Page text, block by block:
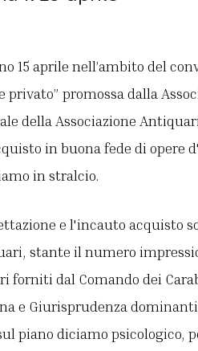
15 aprile nell’ambito del
privato” promossa dalla
della Associazione
in buona fede di opere
in stralcio.
e l'incauto acquisto
stante il numero
forniti dal Comando dei
e Giurisprudenza
piano diciamo psicologico,